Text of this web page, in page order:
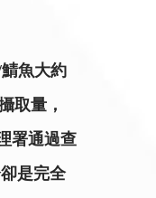
魚大約
取量，
署通過查
是完全